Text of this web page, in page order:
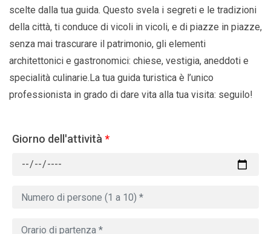
scelte dalla tua guida. Questo svela i segreti e le tradizioni
della città, ti conduce di vicoli in vicoli, e di piazze in piazze,
senza mai trascurare il patrimonio, gli elementi
architettonici e gastronomici: chiese, vestigia, aneddoti e
specialità culinarie.La tua guida turistica è l’unico
professionista in grado di dare vita alla tua visita: seguilo!
Giorno dell'attività*